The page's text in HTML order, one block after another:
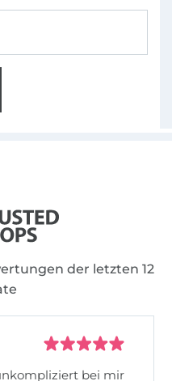
der letzten 12
bei mir